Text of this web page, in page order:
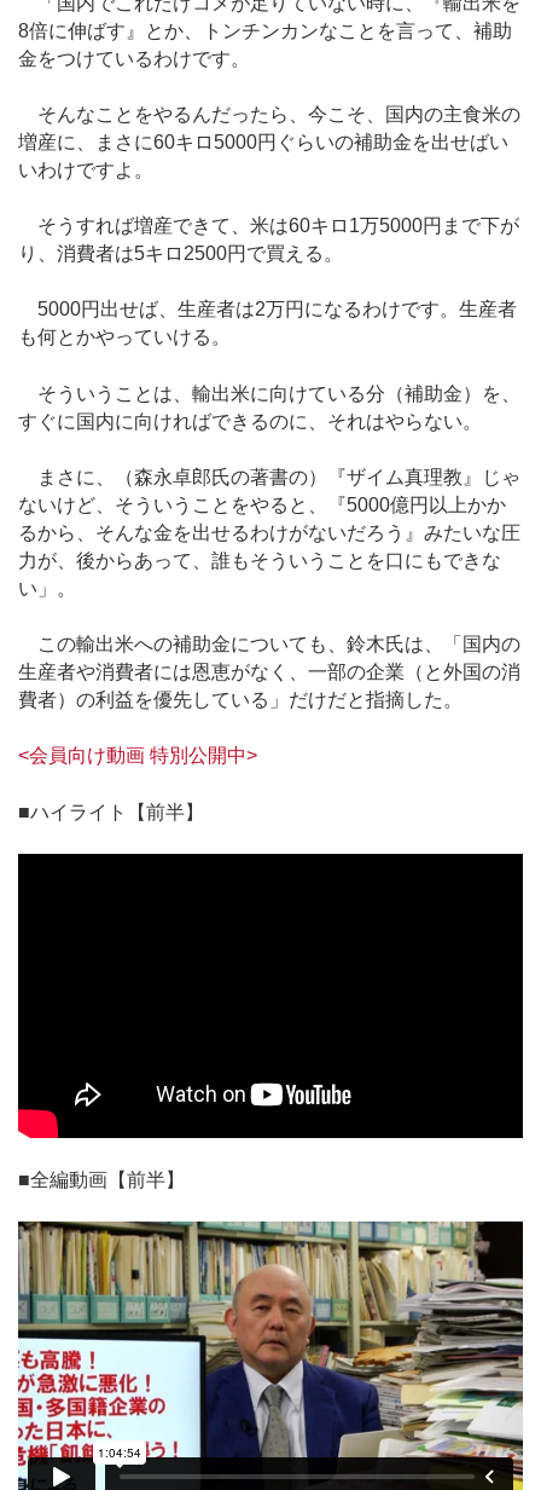
8倍に伸ばす』とか、トンチンカンなことを言って、補助
金をつけているわけです。
そんなことをやるんだったら、今こそ、国内の主食米の
増産に、まさに60キロ5000円ぐらいの補助金を出せばい
いわけですよ。
そうすれば増産できて、米は60キロ1万5000円まで下が
り、消費者は5キロ2500円で買える。
5000円出せば、生産者は2万円になるわけです。生産者
も何とかやっていける。
そういうことは、輸出米に向けている分（補助金）を、
すぐに国内に向ければできるのに、それはやらない。
まさに、（森永卓郎氏の著書の）『ザイム真理教』じゃ
ないけど、そういうことをやると、『5000億円以上かか
るから、そんな金を出せるわけがないだろう』みたいな圧
力が、後からあって、誰もそういうことを口にもできな
い」。
この輸出米への補助金についても、鈴木氏は、「国内の
生産者や消費者には恩恵がなく、一部の企業（と外国の消
費者）の利益を優先している」だけだと指摘した。
<会員向け動画 特別公開中>
■ハイライト【前半】
■全編動画【前半】